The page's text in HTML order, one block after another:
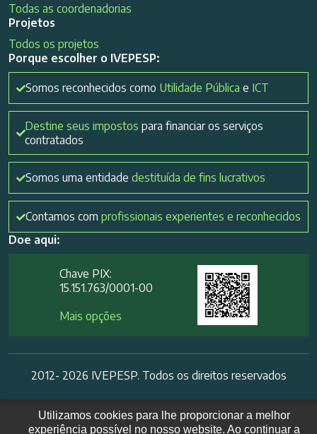
Todas as coordenadorias
Projetos
Todos os projetos
Porque escolher o IVEPESP:
Somos reconhecidos como Utilidade Pública e ICT
Destine seus impostos para financiar os serviços
contratados
Somos uma entidade destituída de fins lucrativos
Contamos com profissionais experientes e reconhecidos
Doe aqui:
Chave PIX:
15.151.763/0001-00​
Mais opções
2012- 2026 IVEPESP. Todos os direitos reservados
Utilizamos cookies para lhe proporcionar a melhor
experiência possível no nosso website. Ao continuar a